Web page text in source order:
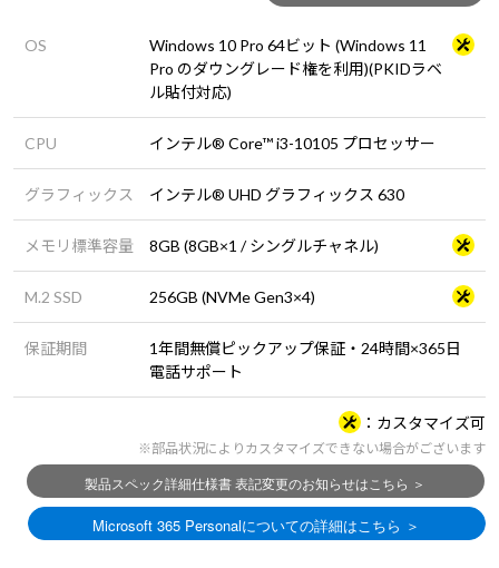
OS
Windows 10 Pro 64ビット (Windows 11
Pro のダウングレード権を利用)(PKIDラベ
ル貼付対応)
CPU インテル® Core™ i3-10105 プロセッサー
グラフィックス インテル® UHD グラフィックス 630
メモリ標準容量 8GB (8GB×1 / シングルチャネル)
M.2 SSD 256GB (NVMe Gen3×4)
保証期間
1年間無償ピックアップ保証・24時間×365日
電話サポート
カスタマイズ可
※部品状況によりカスタマイズできない場合がございます